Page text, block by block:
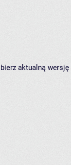
aktualną wersję